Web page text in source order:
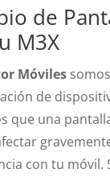
de
M3X
Móviles
de
que una
con tu móvil.